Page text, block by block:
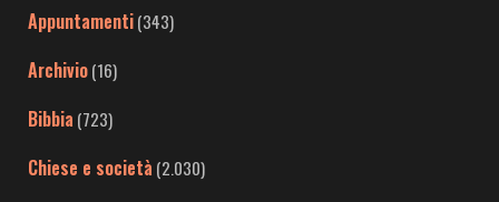
Appuntamenti(343)
Archivio(16)
Bibbia (723)
Chiese e società (2.030)